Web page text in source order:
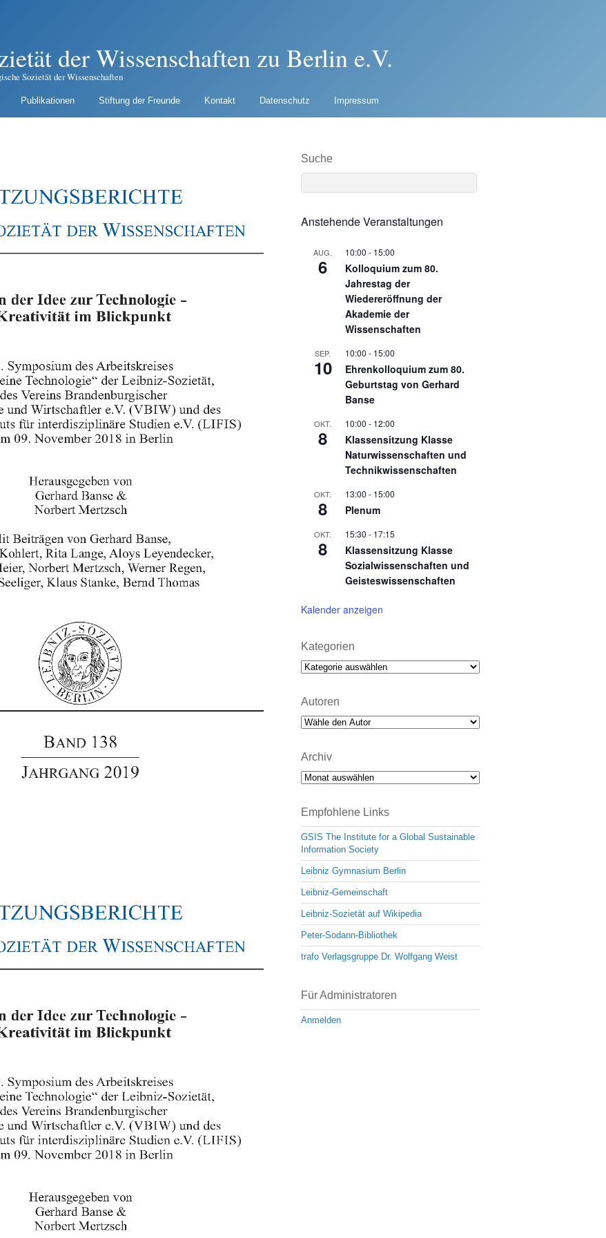
der Wissenschaften zu Berlin e.V.
Sozietät der Wissenschaften
Publikationen Stiftung der Freunde Kontakt Datenschutz Impressum
Suche
Anstehende Veranstaltungen
AUG.
6
10:00 - 15:00
Kolloquium zum 80.
Jahrestag der
Wiedereröffnung der
Akademie der
Wissenschaften
SEP.
10
10:00 - 15:00
Ehrenkolloquium zum 80.
Geburtstag von Gerhard
Banse
OKT.
8
10:00 - 12:00
Klassensitzung Klasse
Naturwissenschaften und
Technikwissenschaften
OKT.
8
13:00 - 15:00
Plenum
OKT.
8
15:30 - 17:15
Klassensitzung Klasse
Sozialwissenschaften und
Geisteswissenschaften
Kalender anzeigen
Kategorien
Kategorien
Autoren
Archiv
Archiv
Empfohlene Links
GSIS The Institute for a Global Sustainable
Information Society
Leibniz Gymnasium Berlin
Leibniz-Gemeinschaft
Leibniz-Sozietät auf Wikipedia
Peter-Sodann-Bibliothek
trafo Verlagsgruppe Dr. Wolfgang Weist
Für Administratoren
Anmelden